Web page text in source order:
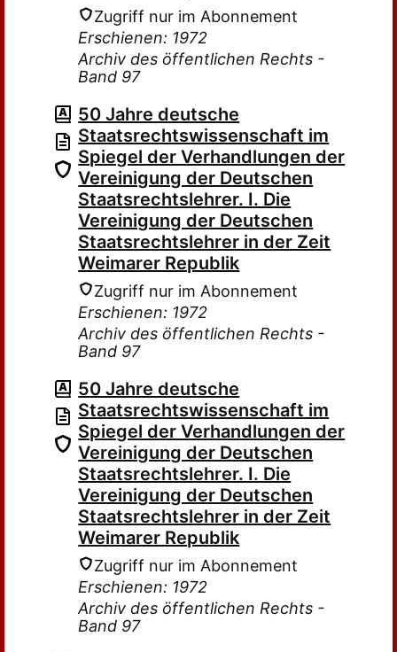
Zugriff nur im Abonnement
Erschienen: 1972
Archiv des öffentlichen Rechts -
Band 97
50 Jahre deutsche
Staatsrechtswissenschaft im
Spiegel der Verhandlungen der
Vereinigung der Deutschen
Staatsrechtslehrer. I. Die
Vereinigung der Deutschen
Staatsrechtslehrer in der Zeit
Weimarer Republik
Zugriff nur im Abonnement
Erschienen: 1972
Archiv des öffentlichen Rechts -
Band 97
50 Jahre deutsche
Staatsrechtswissenschaft im
Spiegel der Verhandlungen der
Vereinigung der Deutschen
Staatsrechtslehrer. I. Die
Vereinigung der Deutschen
Staatsrechtslehrer in der Zeit
Weimarer Republik
Zugriff nur im Abonnement
Erschienen: 1972
Archiv des öffentlichen Rechts -
Band 97